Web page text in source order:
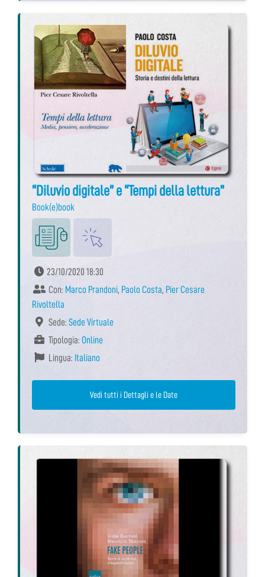
“Diluvio digitale” e “Tempi della lettura”
Book(e)book
23/10/2020 18:30
Con: Marco Prandoni, Paolo Costa, Pier Cesare
Rivoltella
Sede: Sede Virtuale
Tipologia: Online
Lingua: Italiano
Vedi tutti i Dettagli e le Date